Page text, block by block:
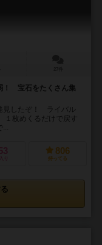
！ 宝石をたくさん集
見したぞ！ ライバル
枚めくるだけで戻す
り
806
持ってる